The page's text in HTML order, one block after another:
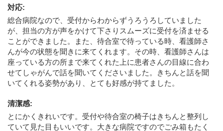
対応:
総合病院なので、受付からわからずうろうろしていました
が、担当の方が声をかけて下さりスムーズに受付を済ませる
ことができました。また、待合室で待っている時、看護師さ
んが今の状態を聞きに来てくれます。その時、看護師さんは
座っている方の所まで来てくれた上に患者さんの目線に合わ
せてしゃがんで話を聞いてくださいました。きちんと話を聞
いてくれる姿勢があり、とても好感が持てました。
清潔感:
とにかくきれいです。受付や待合室の椅子はきちんと整列し
ていて見た目もいいです。大きな病院ですのでごみ箱もたく